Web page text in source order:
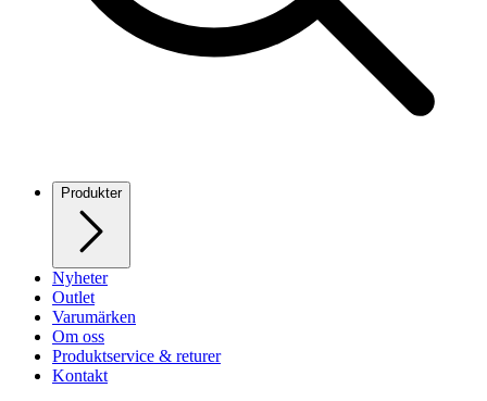
Produkter
Nyheter
Outlet
Varumärken
Om oss
Produktservice & returer
Kontakt